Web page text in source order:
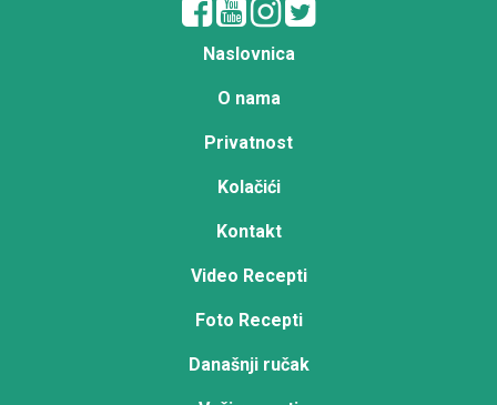
Naslovnica
O nama
Privatnost
Kolačići
Kontakt
Video Recepti
Foto Recepti
Današnji ručak